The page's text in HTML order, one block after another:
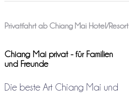
Privatfahrt ab Chiang Mai Hotel/Resort
Chiang Mai privat - für Familien
und Freunde
Die beste Art Chiang Mai und